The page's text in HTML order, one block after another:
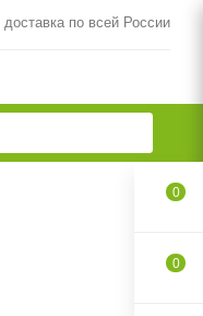
доставка по всей России
0
0